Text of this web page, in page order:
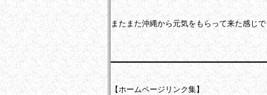
またまた沖縄から元気をもらって来た感じ
[岩
【ホームページリンク集】